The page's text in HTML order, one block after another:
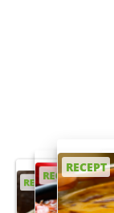
RECEPT
RECEPT
RECEPT